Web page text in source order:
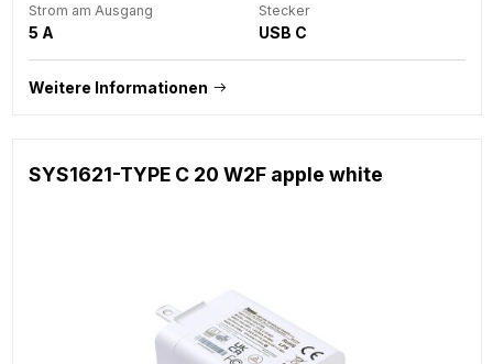
Strom am Ausgang
5 A
Stecker
USB C
Weitere Informationen
SYS1621-TYPE C 20 W2F apple white